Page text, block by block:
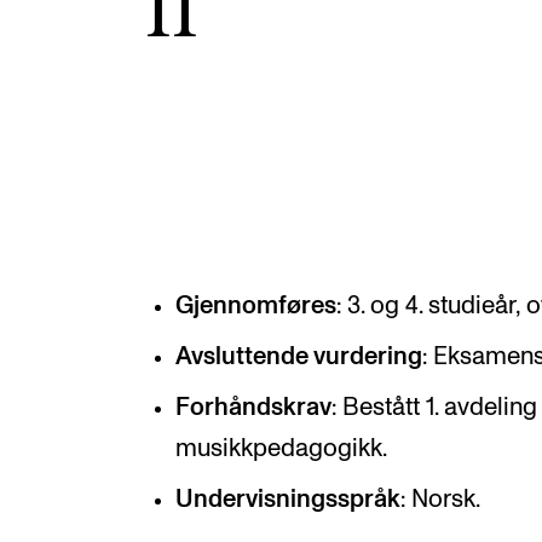
Internasjonal strategi
IN.TUNE
Gjennomføres: 3. og 4. studieår,
Avsluttende vurdering:
Forhåndskrav: Bestått 1.
musikkpedagogikk.
Undervisningsspråk: Norsk.